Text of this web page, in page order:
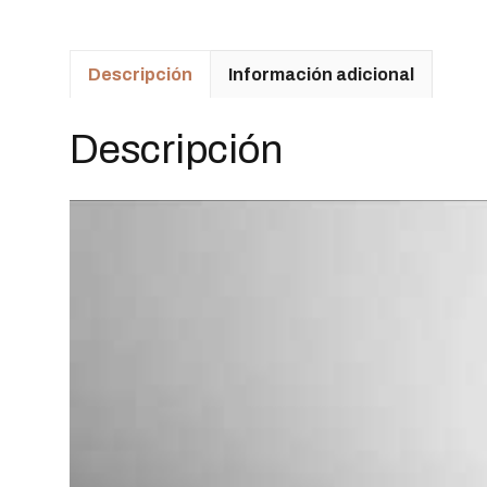
Descripción Información adicional
Descripción